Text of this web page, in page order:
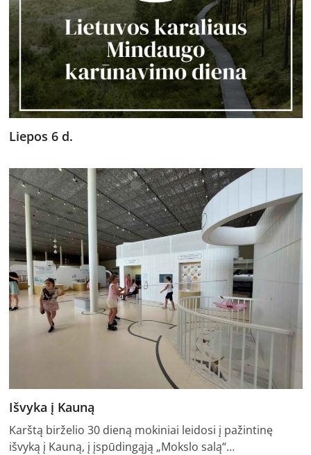
Liepos 6 d.
Išvyka į Kauną
Karštą birželio 30 dieną mokiniai leidosi į pažintinę
išvyką į Kauną, į įspūdingąją „Mokslo salą“…